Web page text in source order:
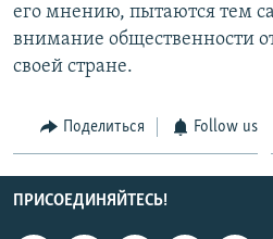
его мнению, пытаются тем
внимание общественности
своей стране.
Поделиться Follow us
ПРИСОЕДИНЯЙТЕСЬ!